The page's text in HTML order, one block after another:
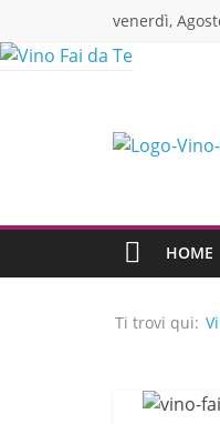
to
content
venerdì,
HOME
Ti trovi qui: